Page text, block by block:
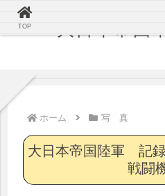
ホーム 写 真
大日本帝国陸軍 記
戦闘
TOP